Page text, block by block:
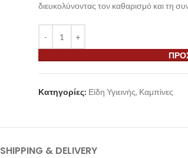
διευκολύνοντας τον καθαρισμό και τη
Κατηγορίες: Είδη Υγιεινής, Καμπίνες
SHIPPING & DELIVERY